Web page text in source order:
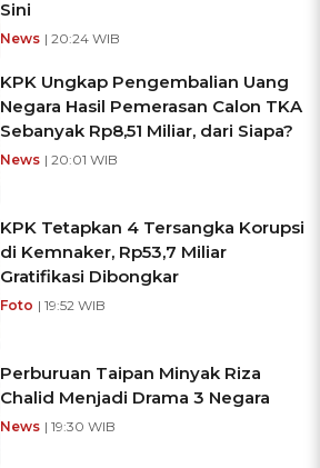
Sini
News | 20:24 WIB
KPK Ungkap Pengembalian Uang
Negara Hasil Pemerasan Calon TKA
Sebanyak Rp8,51 Miliar, dari Siapa?
News | 20:01 WIB
KPK Tetapkan 4 Tersangka Korupsi
di Kemnaker, Rp53,7 Miliar
Gratifikasi Dibongkar
Foto | 19:52 WIB
Perburuan Taipan Minyak Riza
Chalid Menjadi Drama 3 Negara
News | 19:30 WIB